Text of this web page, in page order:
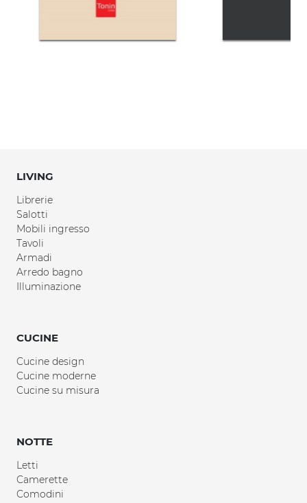
LIVING
Librerie
Salotti
Mobili ingresso
Tavoli
Armadi
Arredo bagno
Illuminazione
CUCINE
Cucine design
Cucine moderne
Cucine su misura
NOTTE
Letti
Camerette
Comodini